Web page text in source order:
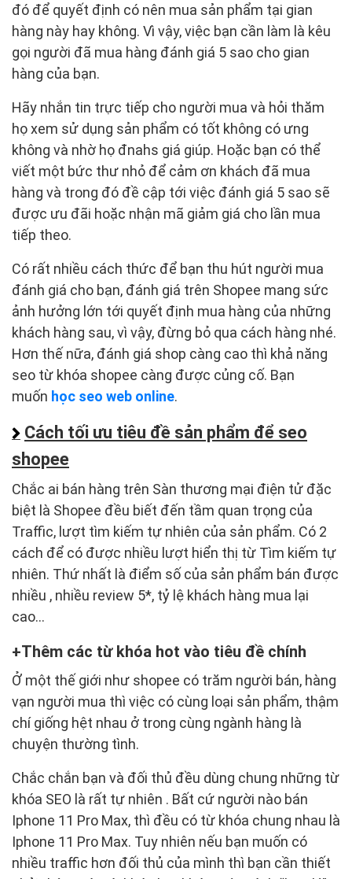
đó để quyết định có nên mua sản phẩm tại gian
hàng này hay không. Vì vậy, việc bạn cần làm là kêu
gọi người đã mua hàng đánh giá 5 sao cho gian
hàng của bạn.
Hãy nhắn tin trực tiếp cho người mua và hỏi thăm
họ xem sử dụng sản phẩm có tốt không có ưng
không và nhờ họ đnahs giá giúp. Hoặc bạn có thể
viết một bức thư nhỏ để cảm ơn khách đã mua
hàng và trong đó đề cập tới việc đánh giá 5 sao sẽ
được ưu đãi hoặc nhận mã giảm giá cho lần mua
tiếp theo.
Có rất nhiều cách thức để bạn thu hút người mua
đánh giá cho bạn, đánh giá trên Shopee mang sức
ảnh hưởng lớn tới quyết định mua hàng của những
khách hàng sau, vì vậy, đừng bỏ qua cách hàng nhé.
Hơn thế nữa, đánh giá shop càng cao thì khả năng
seo từ khóa shopee càng được củng cố. Bạn
muốn học seo web online.
Cách tối ưu tiêu đề sản phẩm để seo
shopee
Chắc ai bán hàng trên Sàn thương mại điện tử đặc
biệt là Shopee đều biết đến tầm quan trọng của
Traffic, lượt tìm kiếm tự nhiên của sản phẩm. Có 2
cách để có được nhiều lượt hiển thị từ Tìm kiếm tự
nhiên. Thứ nhất là điểm số của sản phẩm bán được
nhiều , nhiều review 5*, tỷ lệ khách hàng mua lại
cao…
Thêm các từ khóa hot vào tiêu đề chính
Ở một thế giới như shopee có trăm người bán, hàng
vạn người mua thì việc có cùng loại sản phẩm, thậm
chí giống hệt nhau ở trong cùng ngành hàng là
chuyện thường tình.
Chắc chắn bạn và đối thủ đều dùng chung những từ
khóa SEO là rất tự nhiên . Bất cứ người nào bán
Iphone 11 Pro Max, thì đều có từ khóa chung nhau là
Iphone 11 Pro Max. Tuy nhiên nếu bạn muốn có
nhiều traffic hơn đối thủ của mình thì bạn cần thiết